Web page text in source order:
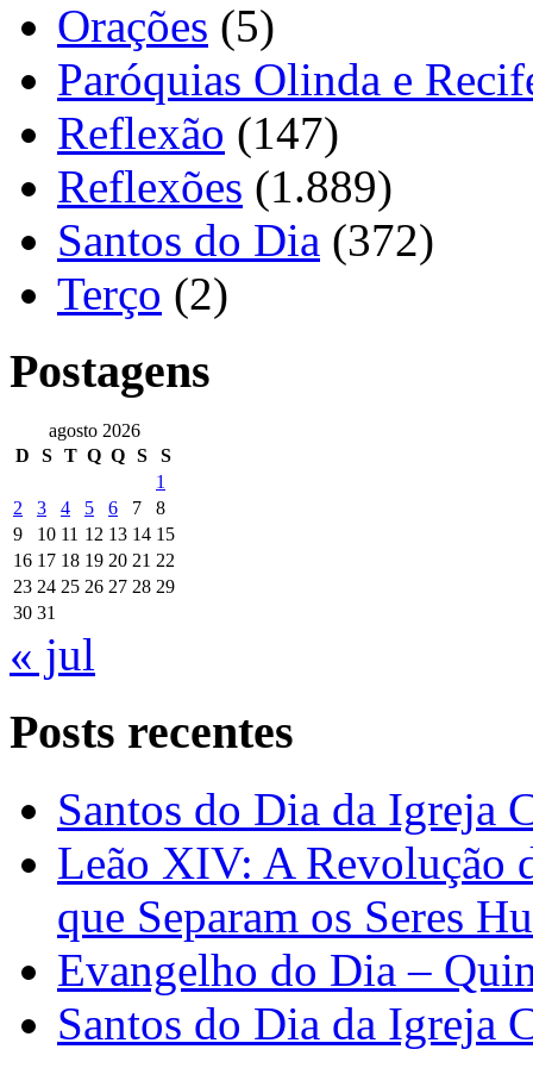
Orações (5)
Paróquias Olinda e
Reflexão (147)
Reflexões (1.889)
Santos do Dia (372)
Terço (2)
Postagens
agosto 2026
D
S T Q Q S
S
1
2
3 4 5 6 7
8
9
10 11 12 13 14 15
16 17 18 19 20 21 22
23 24 25 26 27 28 29
30 31
« jul
Posts recentes
Santos do Dia da Igreja
Leão XIV: A Revolução
que Separam os Seres
Evangelho do Dia –
Santos do Dia da Igreja